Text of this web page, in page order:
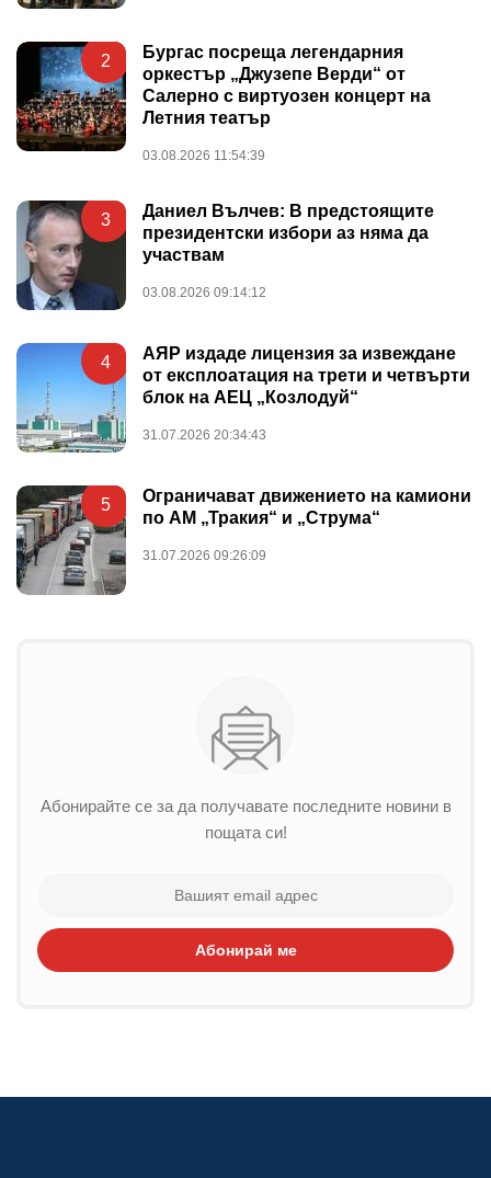
2
Бургас посреща легендарния
оркестър „Джузепе Верди“ от
Салерно с виртуозен концерт на
Летния театър
03.08.2026 11:54:39
3
Даниел Вълчев: В предстоящите
президентски избори аз няма да
участвам
03.08.2026 09:14:12
4
АЯР издаде лицензия за извеждане
от експлоатация на трети и четвърти
блок на АЕЦ „Козлодуй“
31.07.2026 20:34:43
5
Ограничават движението на камиони
по АМ „Тракия“ и „Струма“
31.07.2026 09:26:09
Абонирайте се за да получавате последните новини в
пощата си!
Абонирай ме